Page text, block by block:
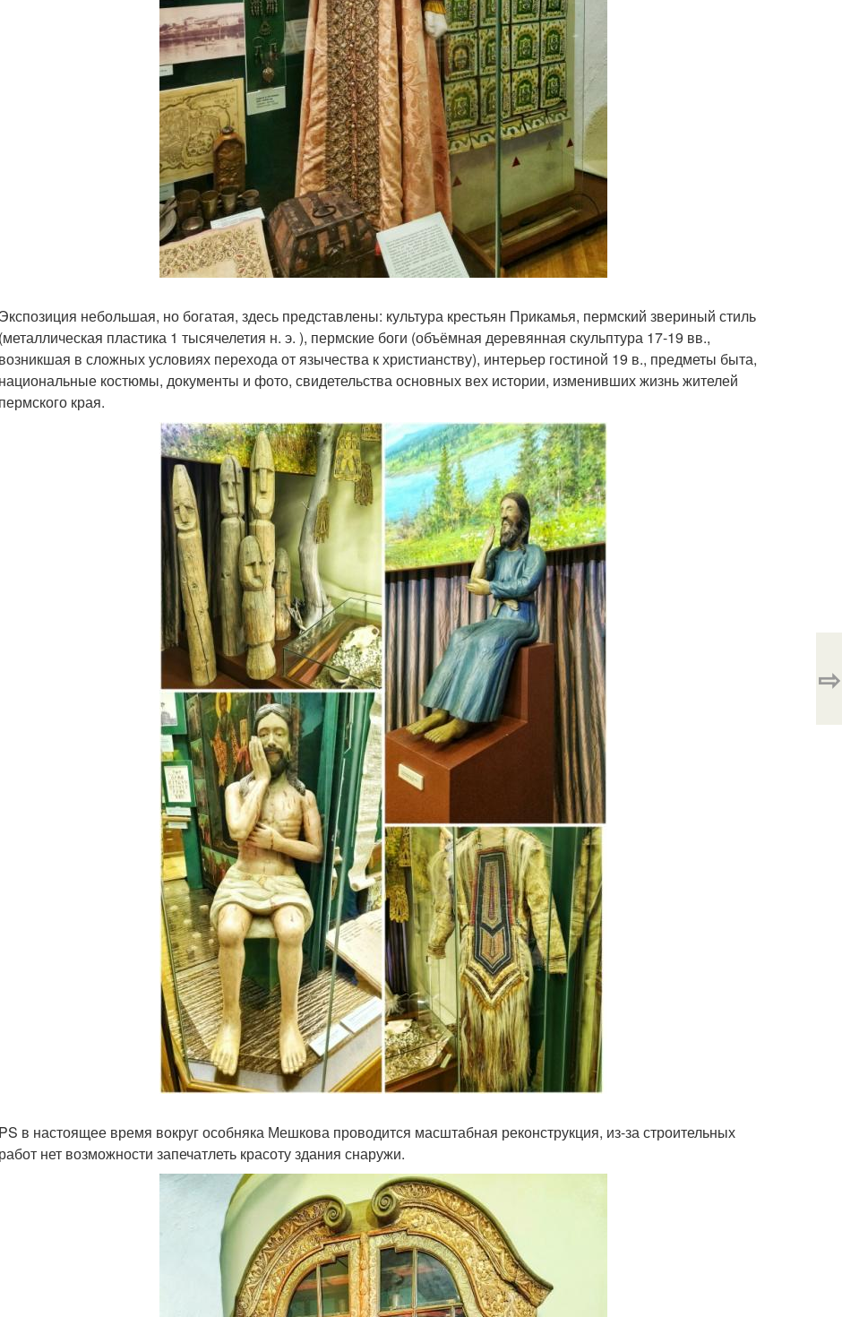
Экспозиция небольшая, но богатая, здесь представлены: культура крестьян Прикамья, пермский звериный стиль
(металлическая пластика 1 тысячелетия н. э. ), пермские боги (объёмная деревянная скульптура 17-19 вв.,
возникшая в сложных условиях перехода от язычества к христианству), интерьер гостиной 19 в., предметы быта,
национальные костюмы, документы и фото, свидетельства основных вех истории, изменивших жизнь жителей
пермского края.
PS в настоящее время вокруг особняка Мешкова проводится масштабная реконструкция, из-за строительных
работ нет возможности запечатлеть красоту здания снаружи.
⇨